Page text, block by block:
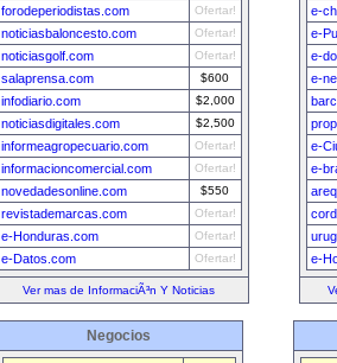
forodeperiodistas.com Ofertar!
noticiasbaloncesto.com Ofertar!
noticiasgolf.com Ofertar!
salaprensa.com $600
infodiario.com $2,000
noticiasdigitales.com $2,500
informeagropecuario.com Ofertar!
informacioncomercial.com Ofertar!
novedadesonline.com $550
revistademarcas.com Ofertar!
e-Honduras.com Ofertar!
e-Datos.com Ofertar!
Ver mas de InformaciÃ³n Y Noticias
e-
e-
e-
e-
e-
e-
e-
Negocios